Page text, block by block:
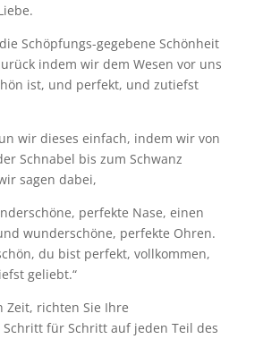
Schöpfungs-gegebene Schönheit
indem wir dem Wesen vor uns
ist, und perfekt, und zutiefst
wir dieses einfach, indem wir von
Schnabel bis zum Schwanz
sagen dabei,
perfekte Nase, einen
wunderschöne, perfekte Ohren.
du bist perfekt, vollkommen,
geliebt.“
Zeit, richten Sie Ihre
für Schritt auf jeden Teil des